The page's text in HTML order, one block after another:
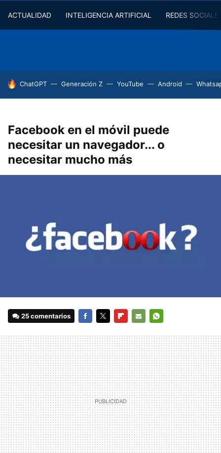
ACTUALIDAD INTELIGENCIA ARTIFICIAL REDES
HOY SE HABLA DE
ChatGPT Generación Z YouTube Android
Facebook en el móvil puede
necesitar un navegador... o
necesitar mucho más
25 comentarios
MAIL